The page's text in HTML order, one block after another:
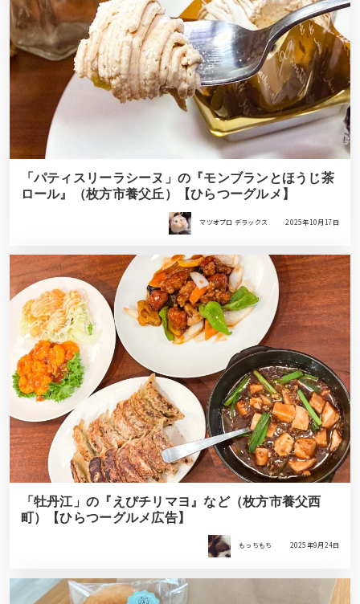
「パティスリーラシーヌ」の『モンブランとほうじ茶
ロール』（枚方市養父丘）【ひらつーグルメ】
マツオプロ デラックス 2025年10月17日
「牡丹江」の『えびチリマヨ』など（枚方市養父西
町）【ひらつーグルメ広告】
もっちもち 2025年9月24日